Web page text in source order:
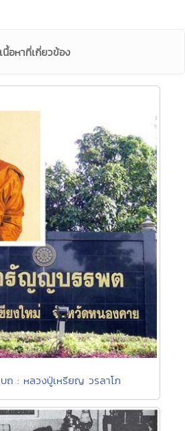
นื้อหาที่เกี่ยวข้อง
ถ : หลวงปู่เหรียญ วรลาโภ